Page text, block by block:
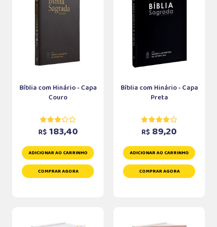
Bíblia com Hinário - Capa
Couro
R$ 183,40
ADICIONAR AO CARRINHO
COMPRAR AGORA
Bíblia com Hinário - Capa
Preta
R$ 89,20
ADICIONAR AO CARRINHO
COMPRAR AGORA